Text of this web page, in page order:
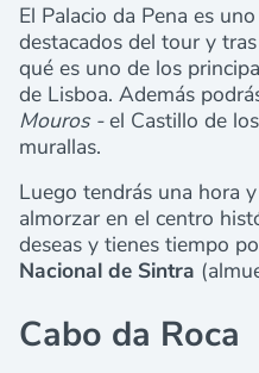
El Palacio da Pena es
destacados del tour y
qué es uno de los
de Lisboa. Además
Mouros -el Castillo de
murallas.
Luego tendrás una hora
almorzar en el centro
deseas y tienes tiempo
Nacional de Sintra
Cabo da Roca